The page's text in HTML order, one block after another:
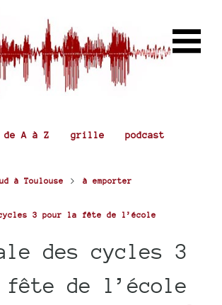
de A à Z grille podcast
à Toulouse > à emporter
3 pour la fête de l’école
des cycles 3
de l’école